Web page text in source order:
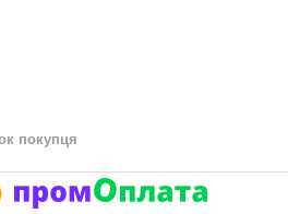
покупця